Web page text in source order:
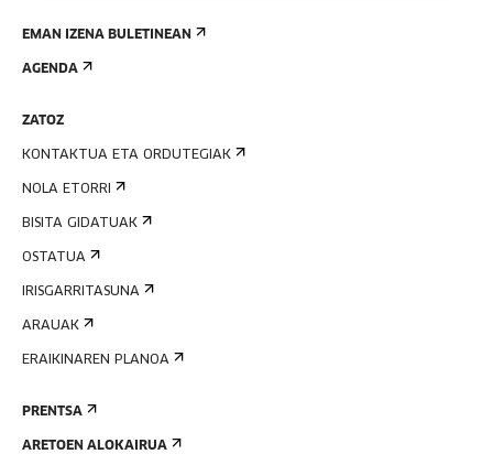
EMAN IZENA BULETINEAN
AGENDA
ZATOZ
KONTAKTUA ETA ORDUTEGIAK
NOLA ETORRI
BISITA GIDATUAK
OSTATUA
IRISGARRITASUNA
ARAUAK
ERAIKINAREN PLANOA
PRENTSA
ARETOEN ALOKAIRUA